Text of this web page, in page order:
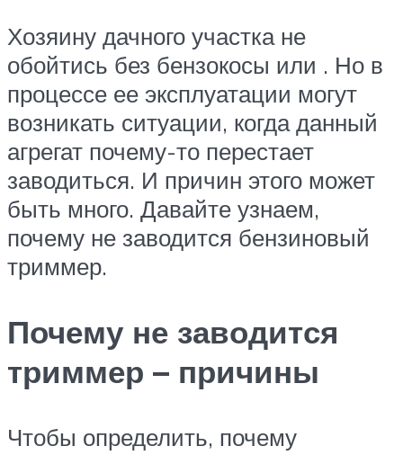
Хозяину дачного участка не
обойтись без бензокосы или . Но в
процессе ее эксплуатации могут
возникать ситуации, когда данный
агрегат почему-то перестает
заводиться. И причин этого может
быть много. Давайте узнаем,
почему не заводится бензиновый
триммер.
Почему не заводится
триммер – причины
Чтобы определить, почему